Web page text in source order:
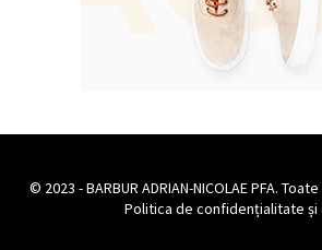
© 2023 - BARBUR ADRIAN-NICOLAE PFA.
Politica de confidențialitate și